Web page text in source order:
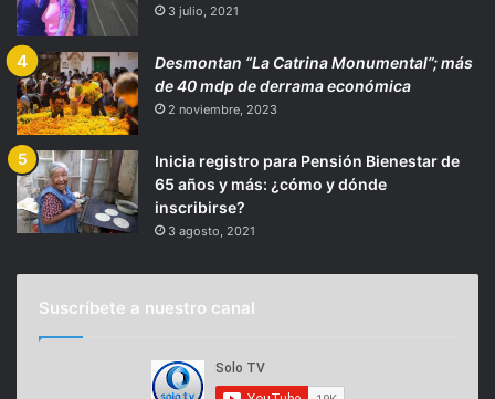
3 julio, 2021
Desmontan “La Catrina Monumental”; más
de 40 mdp de derrama económica
2 noviembre, 2023
Inicia registro para Pensión Bienestar de
65 años y más: ¿cómo y dónde
inscribirse?
3 agosto, 2021
Suscríbete a nuestro canal